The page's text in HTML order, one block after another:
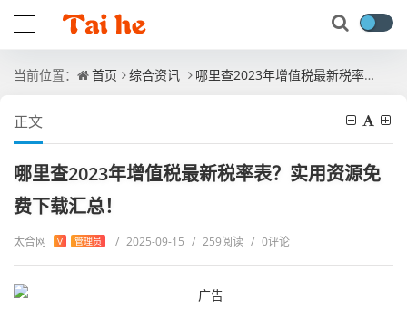
当前位置： 首页 综合资讯 哪里查2023年增值税最新税率表？实用资源免费下载汇总！
正文
哪里查2023年增值税最新税率表？实用资源免
费下载汇总！
太合网 V 管理员 / 2025-09-15 / 259阅读 / 0评论